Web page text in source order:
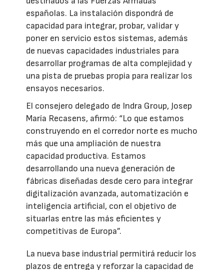
españolas. La instalación dispondrá de
capacidad para integrar, probar, validar y
poner en servicio estos sistemas, además
de nuevas capacidades industriales para
desarrollar programas de alta complejidad y
una pista de pruebas propia para realizar los
ensayos necesarios.
El consejero delegado de Indra Group, Josep
María Recasens, afirmó: “Lo que estamos
construyendo en el corredor norte es mucho
más que una ampliación de nuestra
capacidad productiva. Estamos
desarrollando una nueva generación de
fábricas diseñadas desde cero para integrar
digitalización avanzada, automatización e
inteligencia artificial, con el objetivo de
situarlas entre las más eficientes y
competitivas de Europa”.
La nueva base industrial permitirá reducir los
plazos de entrega y reforzar la capacidad de